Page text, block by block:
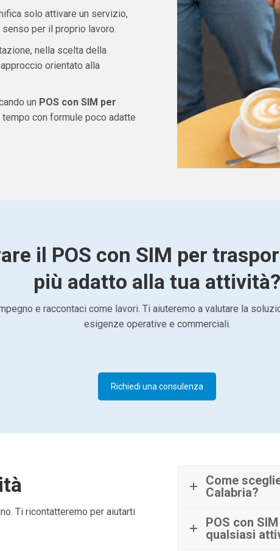
solo attivare un servizio,
per il proprio lavoro.
nella scelta della
orientato alla
un POS con SIM per
con formule poco adatte
il POS con SIM per
più adatto alla tua attività?
e raccontaci come lavori. Ti aiuteremo a valutare la
esigenze operative e commerciali.
Richiedi una consulenza
Ti ricontatteremo per aiutarti
Come
Calabria?
POS con
qualsiasi